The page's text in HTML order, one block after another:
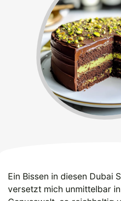
Ein Bissen in diesen Dubai
versetzt mich unmittelbar